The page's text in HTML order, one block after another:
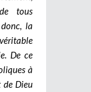
tous
la
De ce
à
de Dieu